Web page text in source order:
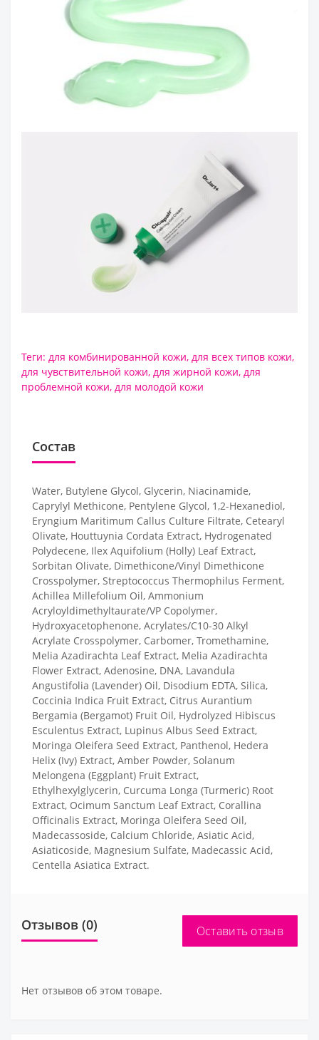
Теги: для комбинированной кожи, для всех типов кожи,
для чувствительной кожи, для жирной кожи, для
проблемной кожи, для молодой кожи
Состав
Water, Butylene Glycol, Glycerin, Niacinamide,
Caprylyl Methicone, Pentylene Glycol, 1,2-Hexanediol,
Eryngium Maritimum Callus Culture Filtrate, Cetearyl
Olivate, Houttuynia Cordata Extract, Hydrogenated
Polydecene, Ilex Aquifolium (Holly) Leaf Extract,
Sorbitan Olivate, Dimethicone/Vinyl Dimethicone
Crosspolymer, Streptococcus Thermophilus Ferment,
Achillea Millefolium Oil, Ammonium
Acryloyldimethyltaurate/VP Copolymer,
Hydroxyacetophenone, Acrylates/C10-30 Alkyl
Acrylate Crosspolymer, Carbomer, Tromethamine,
Melia Azadirachta Leaf Extract, Melia Azadirachta
Flower Extract, Adenosine, DNA, Lavandula
Angustifolia (Lavender) Oil, Disodium EDTA, Silica,
Coccinia Indica Fruit Extract, Citrus Aurantium
Bergamia (Bergamot) Fruit Oil, Hydrolyzed Hibiscus
Esculentus Extract, Lupinus Albus Seed Extract,
Moringa Oleifera Seed Extract, Panthenol, Hedera
Helix (Ivy) Extract, Amber Powder, Solanum
Melongena (Eggplant) Fruit Extract,
Ethylhexylglycerin, Curcuma Longa (Turmeric) Root
Extract, Ocimum Sanctum Leaf Extract, Corallina
Officinalis Extract, Moringa Oleifera Seed Oil,
Madecassoside, Calcium Chloride, Asiatic Acid,
Asiaticoside, Magnesium Sulfate, Madecassic Acid,
Centella Asiatica Extract.
Отзывов (0) Оставить отзыв
Нет отзывов об этом товаре.